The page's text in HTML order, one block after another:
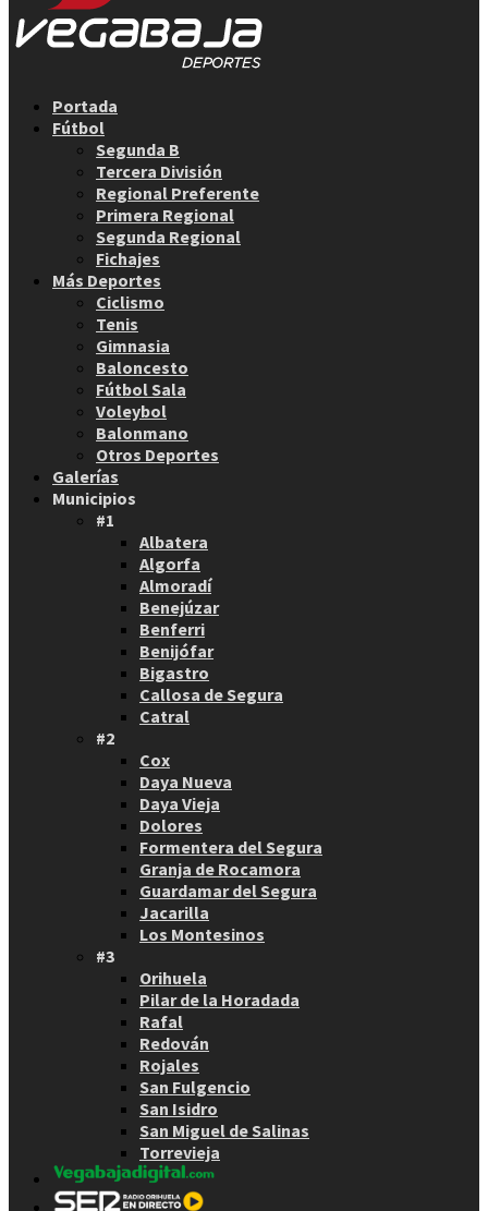
Portada
Fútbol
Segunda B
Tercera División
Regional Preferente
Primera Regional
Segunda Regional
Fichajes
Más Deportes
Ciclismo
Tenis
Gimnasia
Baloncesto
Fútbol Sala
Voleybol
Balonmano
Otros Deportes
Galerías
Municipios
#1
Albatera
Algorfa
Almoradí
Benejúzar
Benferri
Benijófar
Bigastro
Callosa de Segura
Catral
#2
Cox
Daya Nueva
Daya Vieja
Dolores
Formentera del Segura
Granja de Rocamora
Guardamar del Segura
Jacarilla
Los Montesinos
#3
Orihuela
Pilar de la Horadada
Rafal
Redován
Rojales
San Fulgencio
San Isidro
San Miguel de Salinas
Torrevieja